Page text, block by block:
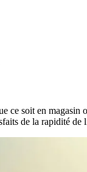
ce soit en
de la rapidité de